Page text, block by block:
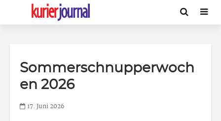
Sommerschnupperwoch
en 2026
17. Juni 2026